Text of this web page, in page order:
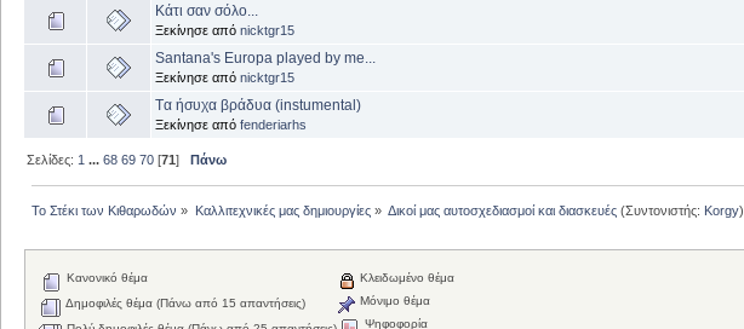
Κάτι σαν σόλο...
Ξεκίνησε από nicktgr15
Santana's Europa played by me...
Ξεκίνησε από nicktgr15
Tα ήσυχα βράδυα (instumental)
Ξεκίνησε από fenderiarhs
Σελίδες: 1 ...68 69 70 [71]Πάνω
Το Στέκι των Κιθαρωδών » Καλλιτεχνικές μας δημιουργίες» Δικοί μας αυτοσχεδιασμοί και διασκευές(Συντονιστής: Korgy)
Κανονικό θέμα
Δημοφιλές θέμα (Πάνω από 15 απαντήσεις)
Κλειδωμένο θέμα
Μόνιμο θέμα
Ψηφοφορία